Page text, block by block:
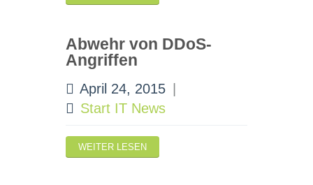
Abwehr von DDoS-
Angriffen
April 24, 2015
Start IT News
WEITER LESEN